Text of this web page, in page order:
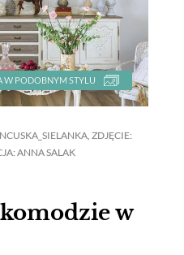
W PODOBNYM STYLU
ZDJĘCIE:
ANNA SALAK
w